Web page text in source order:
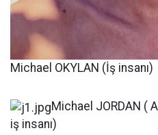
Michael OKYLAN (İş insanı)
Michael JORDAN (
iş insanı)